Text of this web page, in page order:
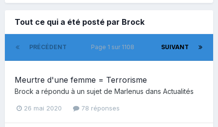
Tout ce qui a été posté par Brock
PRÉCÉDENT SUIVANT
Page 1 sur 1108
Meurtre d'une femme = Terrorisme
Brock a répondu à un sujet de Marlenus dans Actualités
26 mai 2020 78 réponses